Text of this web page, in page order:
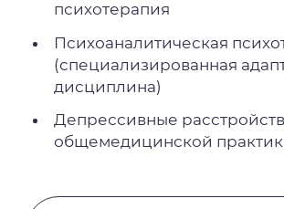
психотерапия
Психоаналитическая
(специализированная
дисциплина)
Депрессивные
общемедицинской